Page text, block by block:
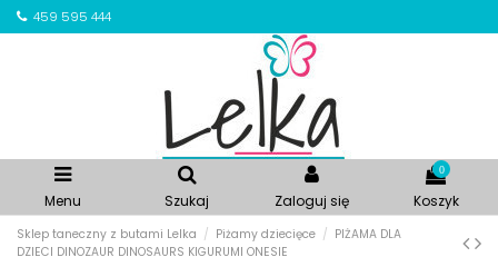
459 595 444
Menu Szukaj Zaloguj się
0
Koszyk
Sklep taneczny z butami Lelka Piżamy dziecięce
PIŻAMA DLA
DZIECI DINOZAUR DINOSAURS KIGURUMI ONESIE